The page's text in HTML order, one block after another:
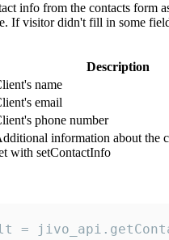
info from the contacts form
If visitor didn't fill in some
Description
name
email
phone number
information about the
with setContactInfo
=